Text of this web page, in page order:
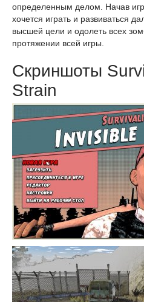
определенным делом. Начав
хочется играть и развиваться
высшей цели и одолеть всех
протяжении всей игры.
Скриншоты
Strain